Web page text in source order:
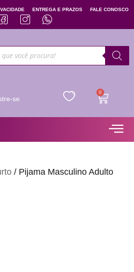
ENTREGA E PRAZOS FALE CONOSCO
se
0
/ Pijama Masculino Adulto